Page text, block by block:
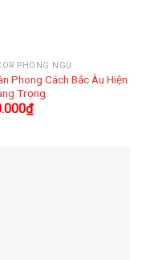
PHÒNG NGỦ
Phong Cách Bắc Âu Hiện
Trọng
₫